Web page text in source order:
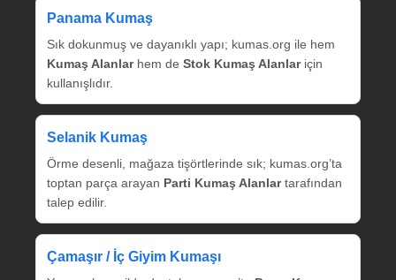
Panama Kumaş
Sık dokunmuş ve dayanıklı yapı; kumas.org ile hem
Kumaş Alanlarhem de Stok Kumaş Alanlariçin
kullanışlıdır.
Selanik Kumaş
Örme desenli, mağaza tişörtlerinde sık; kumas.org’ta
toptan parça arayan Parti Kumaş Alanlartarafından
talep edilir.
Çamaşır / İç Giyim Kumaşı